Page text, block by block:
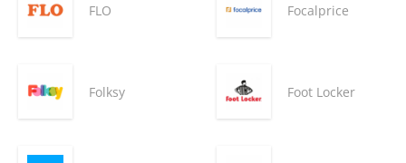
FLO Focalprice
Folksy Foot Locker